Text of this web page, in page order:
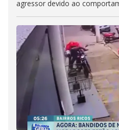
agressor devido ao